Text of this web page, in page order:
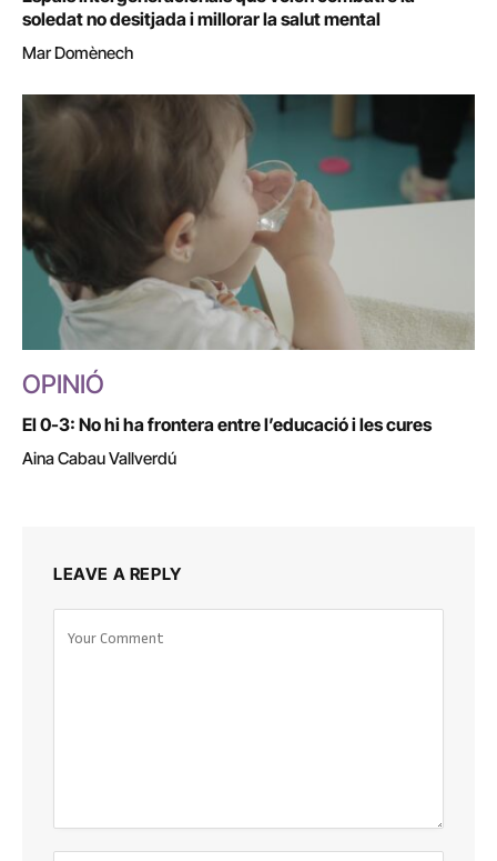
soledat no desitjada i millorar la salut mental
Mar Domènech
OPINIÓ
El 0-3: No hi ha frontera entre l’educació i les cures
Aina Cabau Vallverdú
LEAVE A REPLY